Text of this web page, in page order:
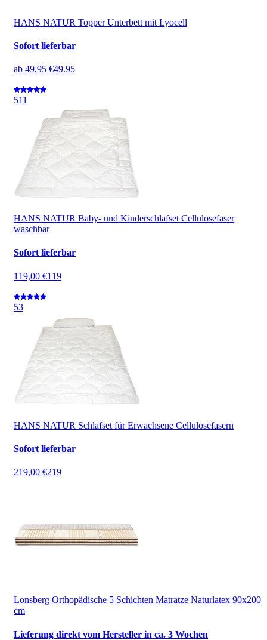
HANS NATUR Topper Unterbett mit Lyocell
Sofort lieferbar
ab 49,95 €49.95
511
HANS NATUR Baby- und Kinderschlafset Cellulosefaser
waschbar
Sofort lieferbar
119,00 €119
53
HANS NATUR Schlafset für Erwachsene Cellulosefasern
Sofort lieferbar
219,00 €219
Lonsberg Orthopädische 5 Schichten Matratze Naturlatex 90x200
cm
Lieferung direkt vom Hersteller in ca. 3 Wochen